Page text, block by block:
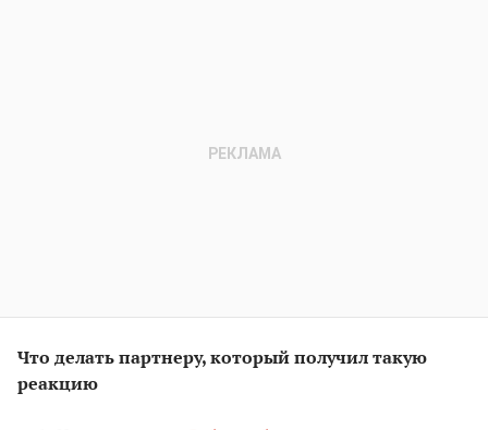
Что делать партнеру, который получил такую
реакцию